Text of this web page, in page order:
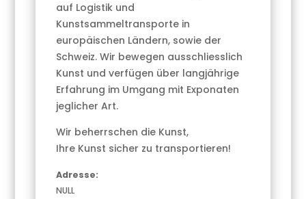
auf Logistik und
Kunstsammeltransporte in
europäischen Ländern, sowie der
Schweiz. Wir bewegen ausschliesslich
Kunst und verfügen über langjährige
Erfahrung im Umgang mit Exponaten
jeglicher Art.
Wir beherrschen die Kunst,
Ihre Kunst sicher zu transportieren!
Adresse:
NULL